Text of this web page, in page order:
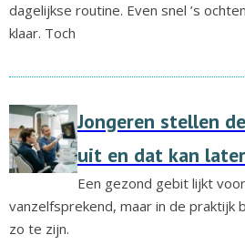
dagelijkse routine. Even snel ’s
klaar. Toch
Jongeren stellen
uit en dat kan
Een gezond gebit lijkt
vanzelfsprekend, maar in de praktijk
zo te zijn.